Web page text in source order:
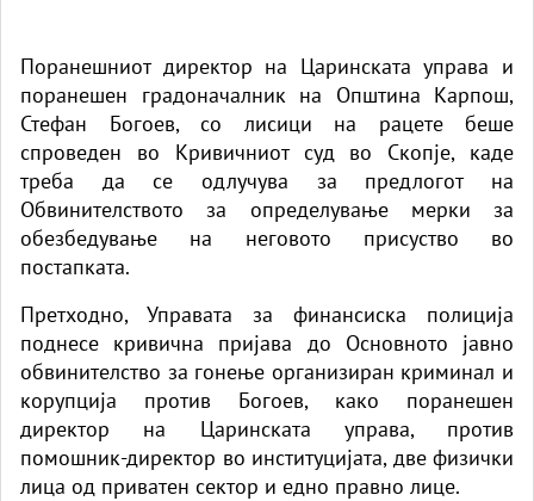
Поранешниот директор на Царинската управа и
поранешен градоначалник на Општина Карпош,
Стефан Богоев, со лисици на рацете беше
спроведен во Кривичниот суд во Скопје, каде
треба да се одлучува за предлогот на
Обвинителството за определување мерки за
обезбедување на неговото присуство во
постапката.
Претходно, Управата за финансиска полиција
поднесе кривична пријава до Основното јавно
обвинителство за гонење организиран криминал и
корупција против Богоев, како поранешен
директор на Царинската управа, против
помошник-директор во институцијата, две физички
лица од приватен сектор и едно правно лице.